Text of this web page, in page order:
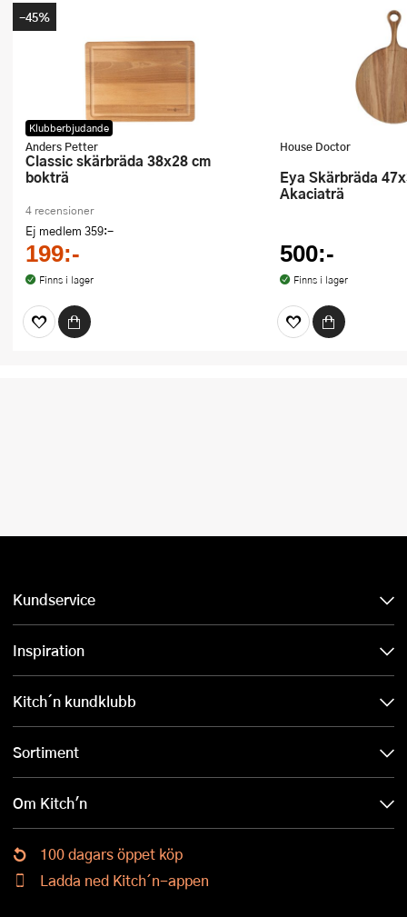
Klubberbjudande
Anders Petter
Classic skärbräda 38x28 cm
bokträ
4 recensioner
Ej medlem 359:-
199:-
Finns i lager
-45%
House Doctor
Eya Skärbräda 47x32 cm
Akaciaträ
500:-
Finns i lager
Kundservice
Inspiration
Kitch´n kundklubb
Sortiment
Om Kitch'n
100 dagars öppet köp
Ladda ned Kitch´n-appen